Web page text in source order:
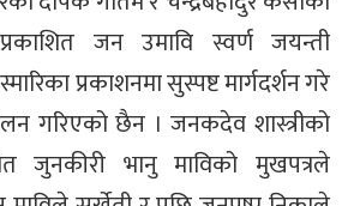
जन उमावि स्वर्ण जयन्ती
प्रकाशनमा सुस्पष्ट मार्गदर्शन गरे
गरिएको छैन । जनकदेव शास्त्रीको
जुनकीरी भानु माविको मुखपत्रले